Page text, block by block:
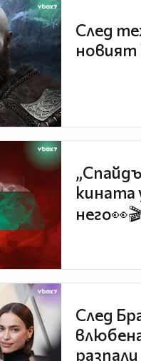
След
новият
кината
него👀🎬
След